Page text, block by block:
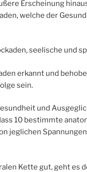
Erscheinung
welche der
seelische und
erkannt und
sein.
und
10 bestimmte
jeglichen
Kette gut, geht es